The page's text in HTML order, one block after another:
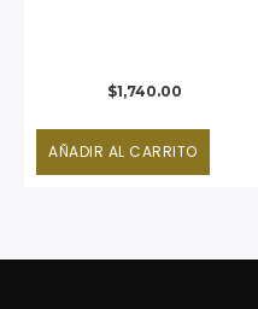
$1,740.00
AÑADIR AL CARRITO